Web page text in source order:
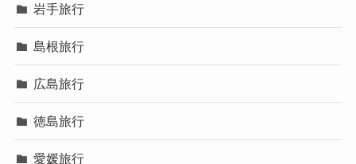
岩手旅行
島根旅行
広島旅行
徳島旅行
愛媛旅行